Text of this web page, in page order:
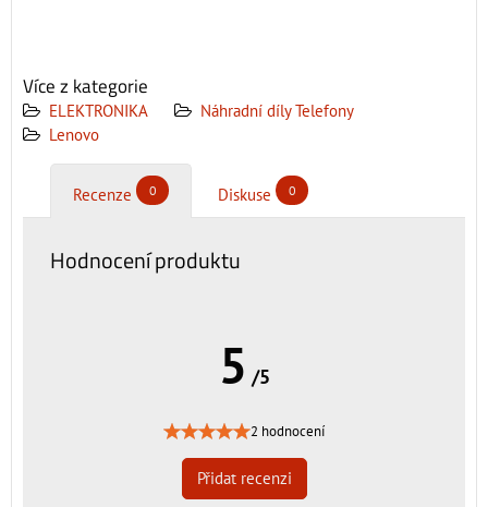
Více z kategorie
ELEKTRONIKA
Náhradní díly Telefony
Lenovo
Recenze 0 Diskuse 0
Hodnocení produktu
5 /5
2 hodnocení
Přidat recenzi